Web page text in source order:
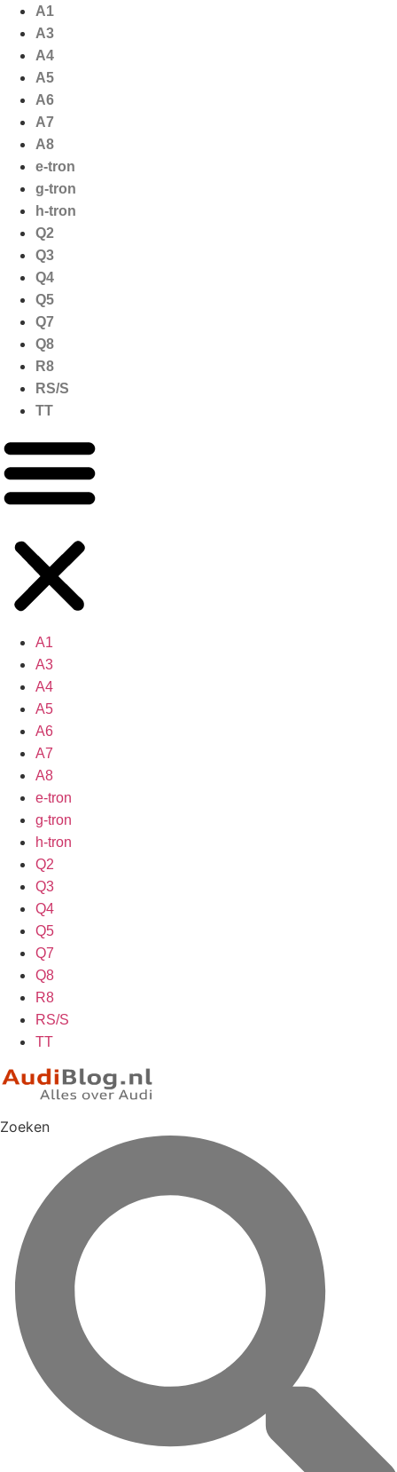
naar
inhoud
A1
A3
A4
A5
A6
A7
A8
e-tron
g-tron
h-tron
Q2
Q3
Q4
Q5
Q7
Q8
R8
RS/S
TT
A1
A3
A4
A5
A6
A7
A8
e-tron
g-tron
h-tron
Q2
Q3
Q4
Q5
Q7
Q8
R8
RS/S
TT
Zoeken